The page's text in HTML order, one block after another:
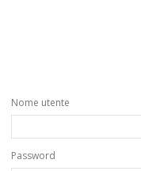
Nome utente
Password